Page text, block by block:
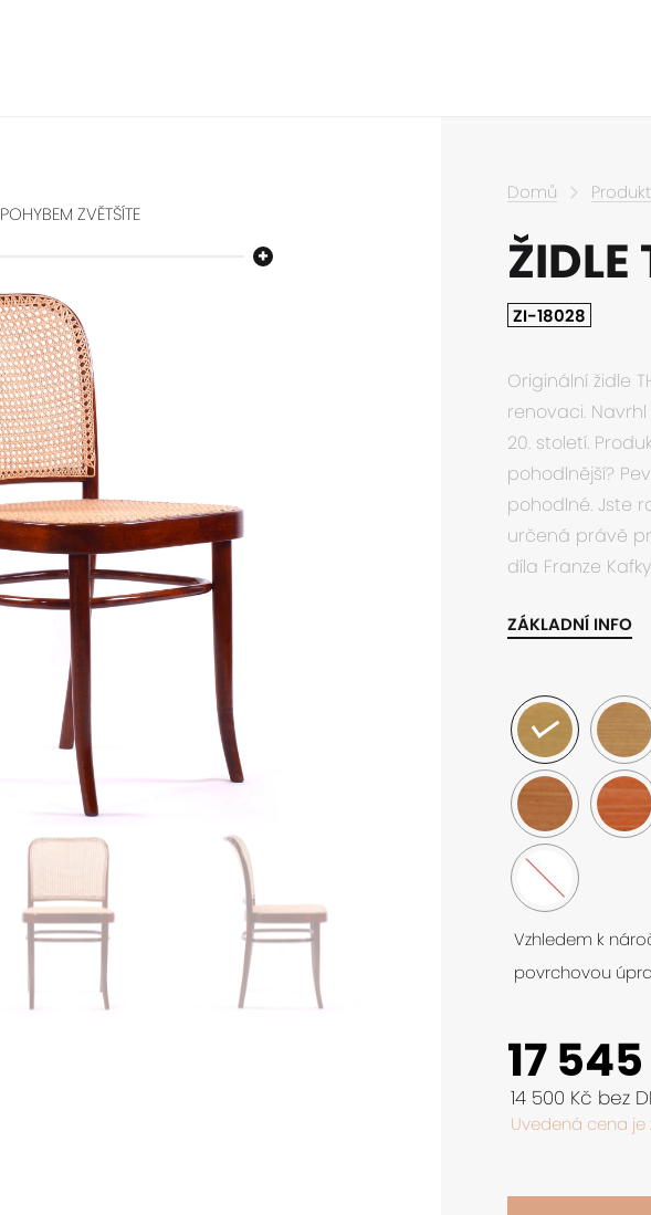
POHYBEM ZVĚTŠÍTE
Domů
ŽIDLE
ZI-18028
Originální židle
renovaci.
20. století.
pohodlnější?
pohodlné. Jste
určená právě
díla Franze
ZÁKLADNÍ INFO
Vzhledem k
povrchovou
17 545
14 500 Kč bez
Uvedená cena je